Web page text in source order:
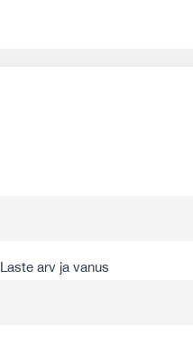
Laste arv ja vanus